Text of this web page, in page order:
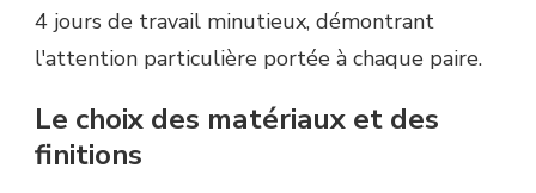
4 jours de travail minutieux, démontrant
l'attention particulière portée à chaque paire.
Le choix des matériaux et des
finitions